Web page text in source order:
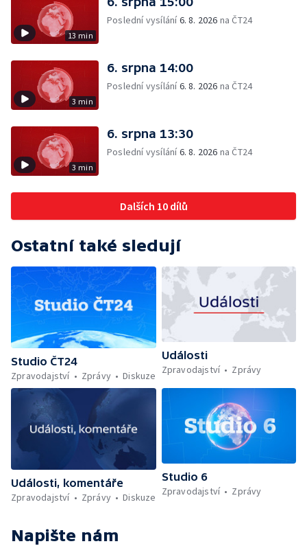
13 min
Poslední vysílání6. 8. 2026 na ČT24
3 min
6. srpna 14:00
Poslední vysílání6. 8. 2026 na ČT24
3 min
6. srpna 13:30
Poslední vysílání6. 8. 2026 na ČT24
Dalších 10 dílů
Ostatní také sledují
Studio ČT24
Zpravodajství
Zprávy Diskuze
Události
Zpravodajství
Zprávy
Události, komentáře
Zpravodajství
Zprávy Diskuze
Studio 6
Zpravodajství
Zprávy
Napište nám